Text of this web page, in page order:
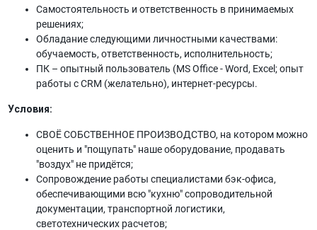
Самостоятельность и ответственность в принимаемых
решениях;
Обладание следующими личностными качествами:
обучаемость, ответственность, исполнительность;
ПК – опытный пользователь (MS Office - Word, Exсel; опыт
работы c CRM (желательно), интернет-ресурсы.
Условия:
СВОЁ СОБСТВЕННОЕ ПРОИЗВОДСТВО, на котором можно
оценить и "пощупать" наше оборудование, продавать
"воздух" не придётся;
Сопровождение работы специалистами бэк-офиса,
обеспечивающими всю "кухню" сопроводительной
документации, транспортной логистики,
светотехнических расчетов;